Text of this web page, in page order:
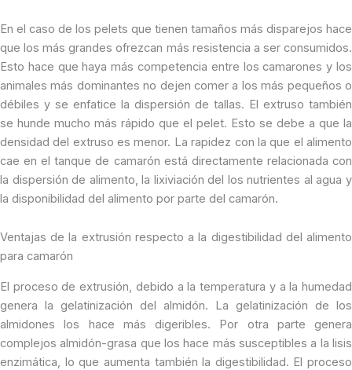
En el caso de los pelets que tienen tamaños más disparejos hace
que los más grandes ofrezcan más resistencia a ser consumidos.
Esto hace que haya más competencia entre los camarones y los
animales más dominantes no dejen comer a los más pequeños o
débiles y se enfatice la dispersión de tallas. El extruso también
se hunde mucho más rápido que el pelet. Esto se debe a que la
densidad del extruso es menor. La rapidez con la que el alimento
cae en el tanque de camarón está directamente relacionada con
la dispersión de alimento, la lixiviación del los nutrientes al agua y
la disponibilidad del alimento por parte del camarón.
Ventajas de la extrusión respecto a la digestibilidad del alimento
para camarón
El proceso de extrusión, debido a la temperatura y a la humedad
genera la gelatinización del almidón. La gelatinización de los
almidones los hace más digeribles. Por otra parte genera
complejos almidón-grasa que los hace más susceptibles a la lisis
enzimática, lo que aumenta también la digestibilidad. El proceso